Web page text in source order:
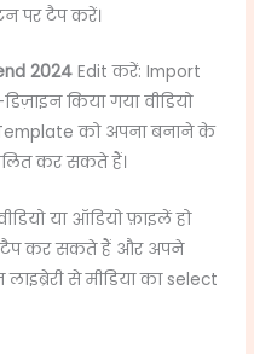
पर टैप करें।
2024Edit करें: Import
किया गया वीडियो
को अपना बनाने के
कर सकते हैं।
या ऑडियो फ़ाइलें हो
टैप कर सकते हैं और अपने
लाइब्रेरी से मीडिया का select